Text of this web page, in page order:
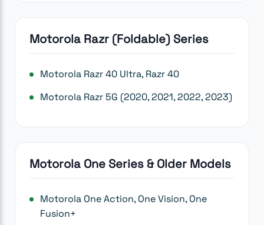
Motorola Razr (Foldable) Series
Motorola Razr 40 Ultra, Razr 40
Motorola Razr 5G (2020, 2021, 2022, 2023)
Motorola One Series & Older Models
Motorola One Action, One Vision, One
Fusion+